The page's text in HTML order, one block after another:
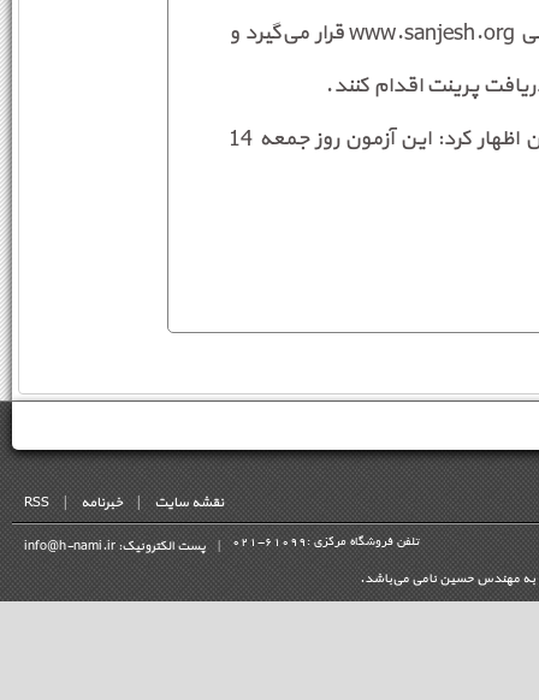
روی سایت سازمان سنجش آموزش کشور به نشانی www.sanjesh.org قرار می‌گیرد و
پرینت اقدام کنند.
مشاور عالی سازمان سنجش آموزش کشور در پایان اظهار کرد: این آزمون روز جمعه 14
نقشه سایت | خبرنامه |
RSS
پست الکترونیک: info@h-nami.ir | 021-61099تلفن فروشگاه مرکزی :
به مهندس حسین نامی می‌باشد.